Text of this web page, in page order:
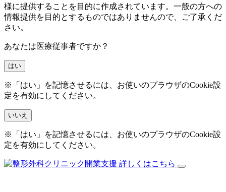
様に提供することを目的に作成されています。一般の方への
情報提供を目的とするものではありませんので、ご了承くだ
さい。
あなたは医療従事者ですか？
はい
※「はい」を記憶させるには、お使いのプラウザのCookie設
定を有効にしてください。
いいえ
※「はい」を記憶させるには、お使いのプラウザのCookie設
定を有効にしてください。
詳しくはこちら